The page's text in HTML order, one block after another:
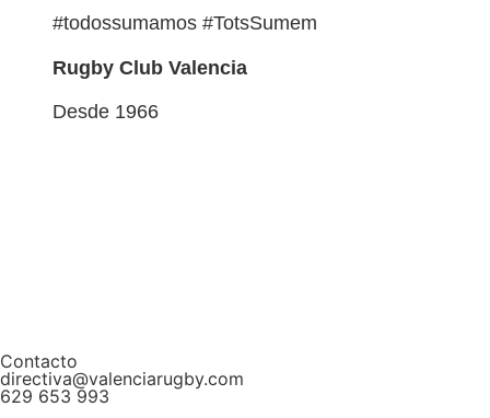
#todossumamos #TotsSumem
Rugby Club Valencia
Desde 1966
Contacto
directiva@valenciarugby.com
629 653 993